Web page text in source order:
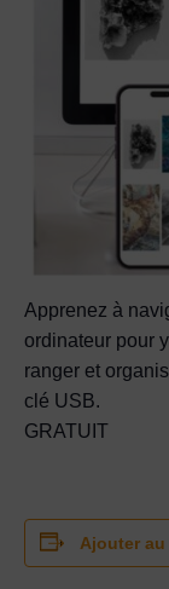
Apprenez à
ordinateur pour
ranger et
clé USB.
GRATUIT
Ajouter